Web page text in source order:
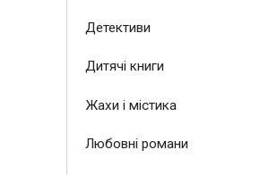
Детективи
Дитячі книги
Жахи і містика
Любовні романи